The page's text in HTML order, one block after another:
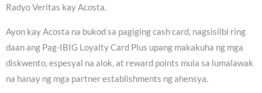
Radyo Veritas kay Acosta.
Ayon kay Acosta na bukod sa pagiging cash card, nagsisilbi ring
daan ang Pag-IBIG Loyalty Card Plus upang makakuha ng mga
diskwento, espesyal na alok, at reward points mula sa lumalawak
na hanay ng mga partner establishments ng ahensya.